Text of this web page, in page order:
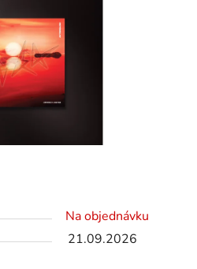
Na objednávku
21.09.2026